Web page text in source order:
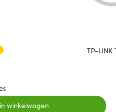
TP-
winkelwagen